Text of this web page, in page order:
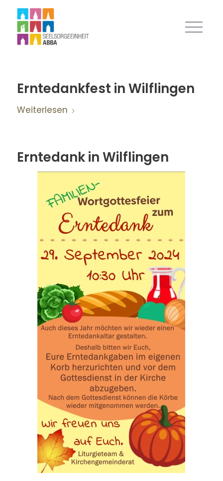
Erntedankfest in Wilflingen
Weiterlesen
Erntedank in Wilflingen